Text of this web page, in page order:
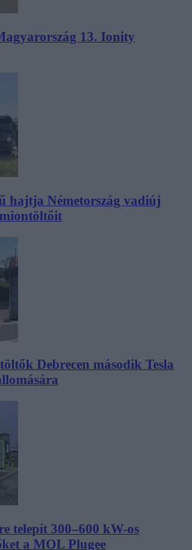
13. Ionity
hajtja Németország vadiúj
Debrecen második Tesla
telepít 300–600 kW-os
a MOL Plugee